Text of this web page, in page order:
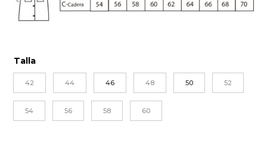
Talla
42 44 46 48 50 52
54 56 58 60